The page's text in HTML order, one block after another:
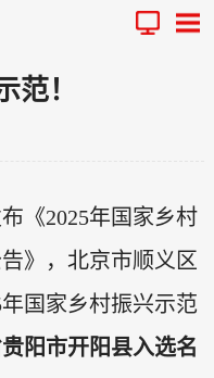
范！
《2025年国家乡村
》，北京市顺义区
国家乡村振兴示范
阳市开阳县入选名